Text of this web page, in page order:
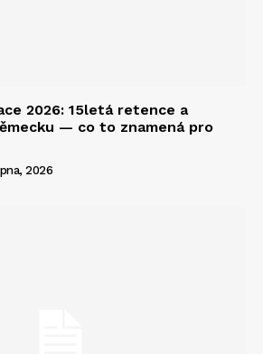
2026: 15letá retence a
— co to znamená pro
2026